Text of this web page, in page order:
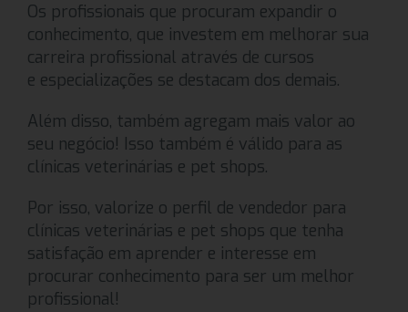
Os profissionais que procuram expandir o
conhecimento, que investem em melhorar sua
carreira profissional através de cursos
e especializações se destacam dos demais.
Além disso, também agregam mais valor ao
seu negócio! Isso também é válido para as
clínicas veterinárias e pet shops.
Por isso, valorize o perfil de vendedor para
clínicas veterinárias e pet shops que tenha
satisfação em aprender e interesse em
procurar conhecimento para ser um melhor
profissional!